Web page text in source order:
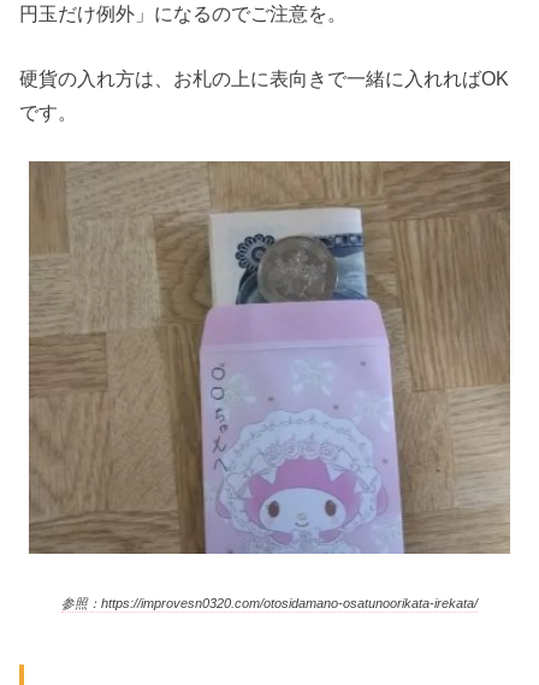
円玉だけ例外」になるのでご注意を。
硬貨の入れ方は、お札の上に表向きで一緒に入れればOK
です。
参照：https://improvesn0320.com/otosidamano-osatunoorikata-irekata/